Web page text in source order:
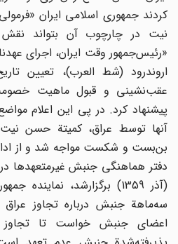
کردند جمهوری اسلامی ایران
نیت در چارچوب آن بتواند نقش
اروندرود (شط العرب)، تعیین
عقب‌نشینی و قبول ماهیت
پیشنهاد کرد. در پی این اعلام مواضع
آنها توسط عراق، کمیتة حسن نیت
(آذر 1359) برگزارشد، نماینده
سه‌ماهة جنبش درباره تجاوز عراق
اعضای جنبش خواست تا تجاوز